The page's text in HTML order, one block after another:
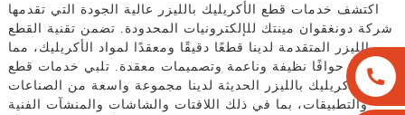
اكتشف خدمات قطع الأكريليك بالليزر عالية الجودة التي تقدمها
شركة دونغقوان مينتك للإلكترونيات المحدودة. تضمن تقنية القطع
بالليزر المتقدمة لدينا قطعًا دقيقًا ومعقدًا لمواد الأكريليك، مما
يوفر حوافًا نظيفة وناعمة وتصميمات معقدة. تلبي خدمات قطع
الأكريليك بالليزر الحديثة لدينا مجموعة واسعة من الصناعات
والتطبيقات، بما في ذلك اللافتات والشاشات والمنشآت الفنية